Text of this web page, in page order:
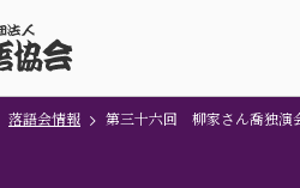
落語会情報 第三十六回 柳家さん喬独演